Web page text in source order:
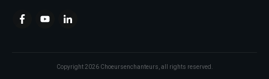
Copyright 2026 Choeursenchanteurs , all rights reserved.